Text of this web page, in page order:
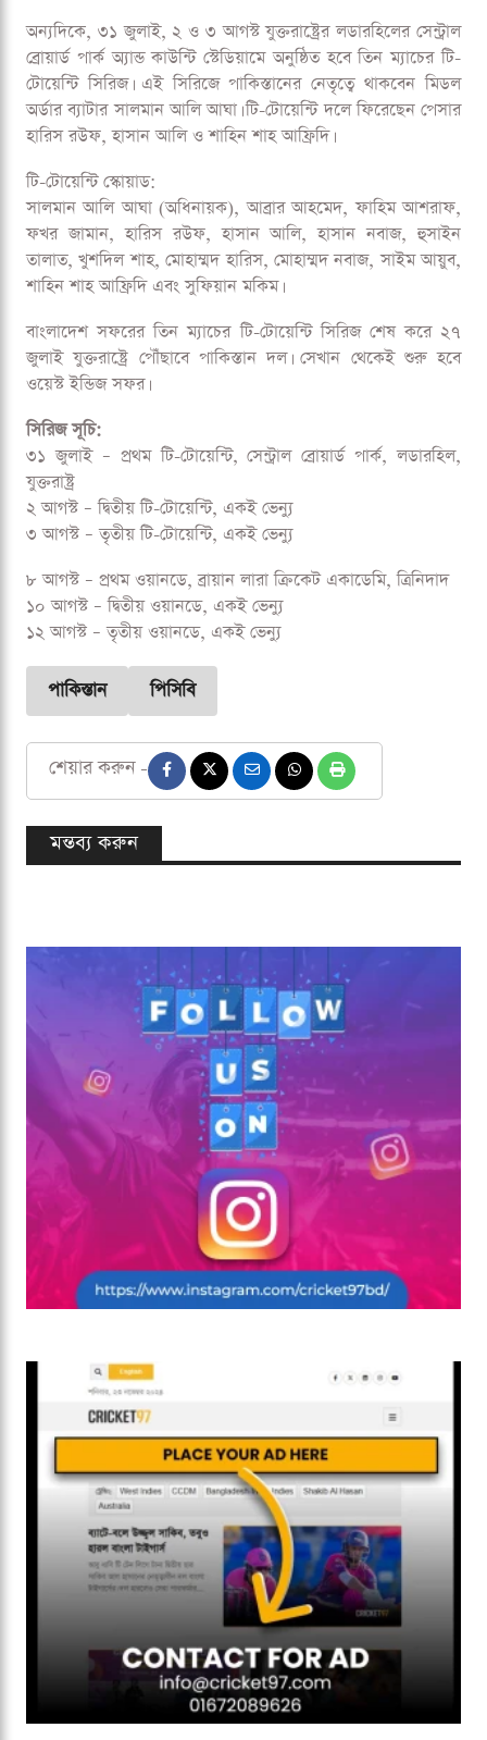
অন্যদিকে, ৩১ জুলাই, ২ ও ৩ আগস্ট যুক্তরাষ্ট্রের লডারহিলের সেন্ট্রাল
ব্রোয়ার্ড পার্ক অ্যান্ড কাউন্টি স্টেডিয়ামে অনুষ্ঠিত হবে তিন ম্যাচের টি-
টোয়েন্টি সিরিজ। এই সিরিজে পাকিস্তানের নেতৃত্বে থাকবেন মিডল
অর্ডার ব্যাটার সালমান আলি আঘা। টি-টোয়েন্টি দলে ফিরেছেন পেসার
হারিস রউফ, হাসান আলি ও শাহিন শাহ আফ্রিদি।
টি-টোয়েন্টি স্কোয়াড:
সালমান আলি আঘা (অধিনায়ক), আব্রার আহমেদ, ফাহিম আশরাফ,
ফখর জামান, হারিস রউফ, হাসান আলি, হাসান নবাজ, হুসাইন
তালাত, খুশদিল শাহ, মোহাম্মদ হারিস, মোহাম্মদ নবাজ, সাইম আয়ুব,
শাহিন শাহ আফ্রিদি এবং সুফিয়ান মকিম।
বাংলাদেশ সফরের তিন ম্যাচের টি-টোয়েন্টি সিরিজ শেষ করে ২৭
জুলাই যুক্তরাষ্ট্রে পৌঁছাবে পাকিস্তান দল। সেখান থেকেই শুরু হবে
ওয়েস্ট ইন্ডিজ সফর।
সিরিজ সূচি:
৩১ জুলাই – প্রথম টি-টোয়েন্টি, সেন্ট্রাল ব্রোয়ার্ড পার্ক, লডারহিল,
যুক্তরাষ্ট্র
২ আগস্ট – দ্বিতীয় টি-টোয়েন্টি, একই ভেন্যু
৩ আগস্ট – তৃতীয় টি-টোয়েন্টি, একই ভেন্যু
৮ আগস্ট – প্রথম ওয়ানডে, ব্রায়ান লারা ক্রিকেট একাডেমি, ত্রিনিদাদ
১০ আগস্ট – দ্বিতীয় ওয়ানডে, একই ভেন্যু
১২ আগস্ট – তৃতীয় ওয়ানডে, একই ভেন্যু
পাকিস্তান পিসিবি
শেয়ার করুন -
মন্তব্য করুন